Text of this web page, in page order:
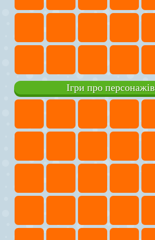
Ігри про персонажів